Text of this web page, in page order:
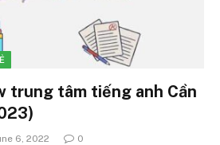
trung tâm tiếng anh Cần
6, 2022 0